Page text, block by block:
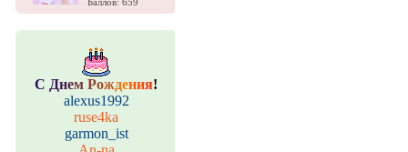
Баллов: 659
С Днем Рождения!
alexus1992
ruse4ka
garmon_ist